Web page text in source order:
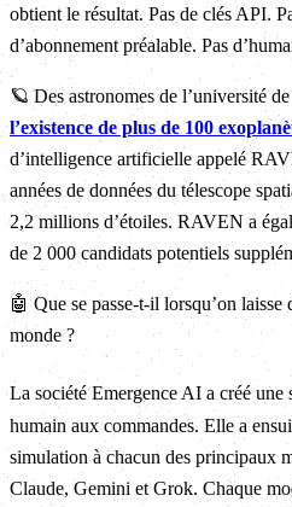
obtient le résultat. Pas de clés API.
d’abonnement préalable. Pas
🪐 Des astronomes de l’université
l’existence de plus de 100
d’intelligence artificielle appelé
années de données du télescope
2,2 millions d’étoiles. RAVEN a
de 2 000 candidats potentiels
🤖 Que se passe-t-il lorsqu’on
monde ?
La société Emergence AI a créé une
humain aux commandes. Elle a
simulation à chacun des principaux
Claude, Gemini et Grok. Chaque